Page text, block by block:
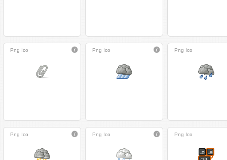
Png Ico Png Ico Png Ico
Png Ico Png Ico Png Ico